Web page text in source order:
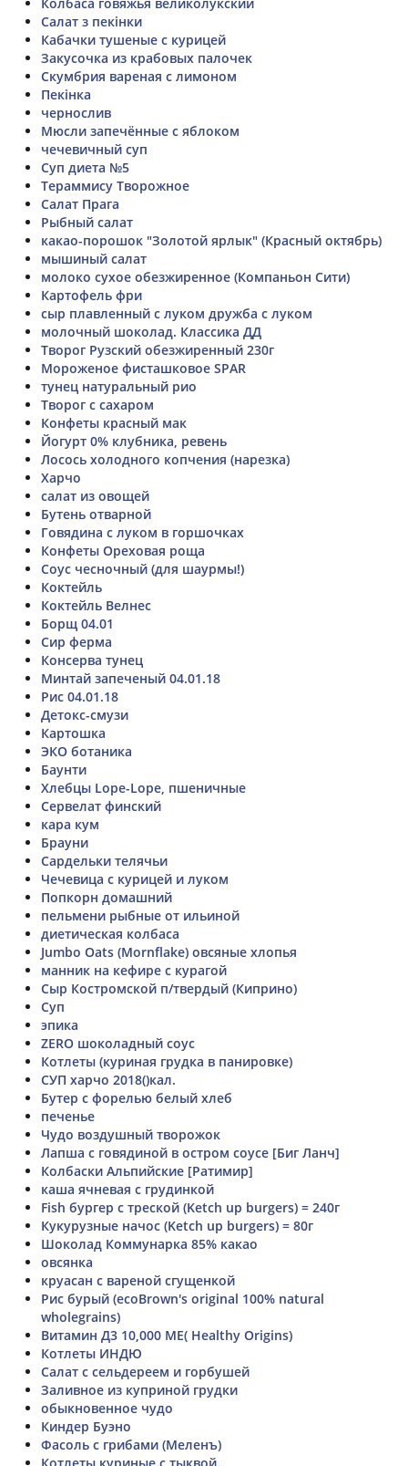
Салат з пекінки
Кабачки тушеные с курицей
Закусочка из крабовых палочек
Скумбрия вареная с лимоном
Пекінка
чернослив
Мюсли запечённые с яблоком
чечевичный суп
Суп диета №5
Тераммису Творожное
Салат Прага
Рыбный салат
какао-порошок "Золотой ярлык" (Красный октябрь)
мышиный салат
молоко сухое обезжиренное (Компаньон Сити)
Картофель фри
сыр плавленный с луком дружба с луком
молочный шоколад. Классика ДД
Творог Рузский обезжиренный 230г
Мороженое фисташковое SPAR
тунец натуральный рио
Творог с сахаром
Конфеты красный мак
Йогурт 0% клубника, ревень
Лосось холодного копчения (нарезка)
Харчо
салат из овощей
Бутень отварной
Говядина с луком в горшочках
Конфеты Ореховая роща
Соус чесночный (для шаурмы!)
Коктейль
Коктейль Велнес
Борщ 04.01
Сир ферма
Консерва тунец
Минтай запеченый 04.01.18
Рис 04.01.18
Детокс-смузи
Картошка
ЭКО ботаника
Баунти
Хлебцы Lope-Lope, пшеничные
Сервелат финский
кара кум
Брауни
Сардельки телячьи
Чечевица с курицей и луком
Попкорн домашний
пельмени рыбные от ильиной
диетическая колбаса
Jumbo Oats (Mornflake) овсяные хлопья
манник на кефире с курагой
Сыр Костромской п/твердый (Киприно)
Суп
эпика
ZERO шоколадный соус
Котлеты (куриная грудка в панировке)
СУП харчо 2018()кал.
Бутер с форелью белый хлеб
печенье
Чудо воздушный творожок
Лапша с говядиной в остром соусе [Биг Ланч]
Колбаски Альпийские [Ратимир]
каша ячневая с грудинкой
Fish бургер с треской (Ketch up burgers) = 240г
Кукурузные начос (Ketch up burgers) = 80г
Шоколад Коммунарка 85% какао
овсянка
круасан с вареной сгущенкой
Рис бурый (ecoBrown's original 100% natural
wholegrains)
Витамин Д3 10,000 МЕ( Healthy Origins)
Котлеты ИНДЮ
Салат с сельдереем и горбушей
Заливное из куприной грудки
обыкновенное чудо
Киндер Буэно
Фасоль с грибами (Меленъ)